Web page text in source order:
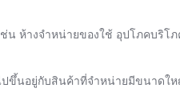
ช่น ห้างจำหน่ายของใช้ อุปโภคบ
ขึ้นอยู่กับสินค้าที่จำหน่ายมีขนาดใ